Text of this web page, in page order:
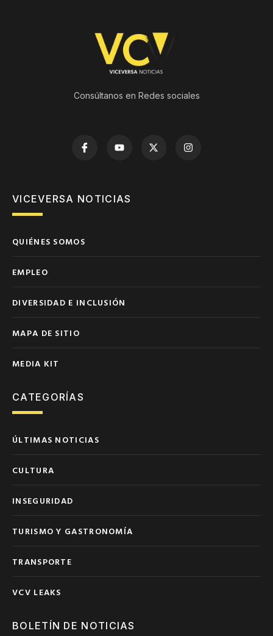
Consúltanos en Redes sociales
VICEVERSA NOTICIAS
QUIÉNES SOMOS
EMPLEO
DIVERSIDAD E INCLUSIÓN
MAPA DE SITIO
MEDIA KIT
CATEGORÍAS
ÚLTIMAS NOTICIAS
CULTURA
INSEGURIDAD
TURISMO Y GASTRONOMÍA
TRANSPORTE
VCV LEAKS
BOLETÍN DE NOTICIAS